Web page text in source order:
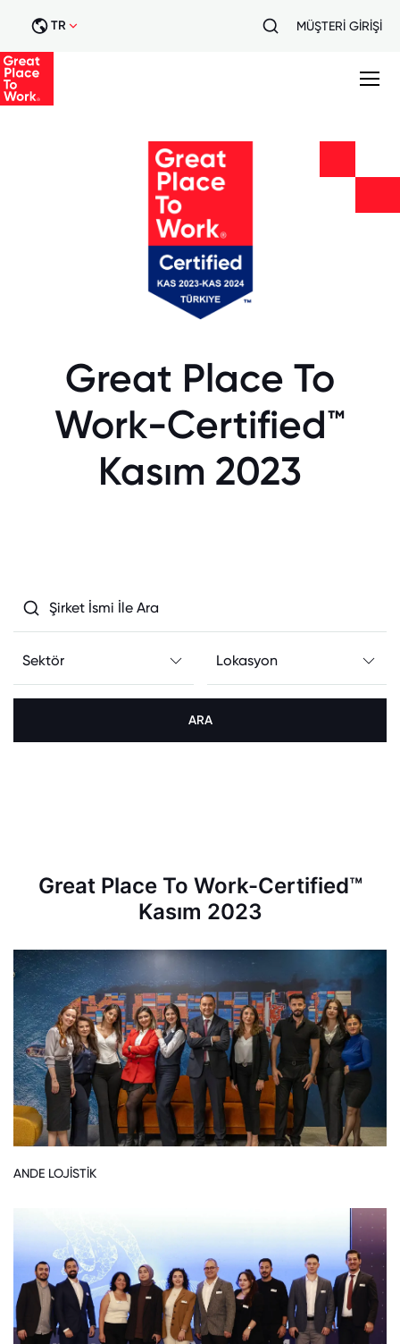
TR MÜŞTERİ GİRİŞİ
Great Place To
Work-Certified™
Kasım 2023
ARA
Great Place To Work-Certified™
Kasım 2023
ANDE LOJİSTİK